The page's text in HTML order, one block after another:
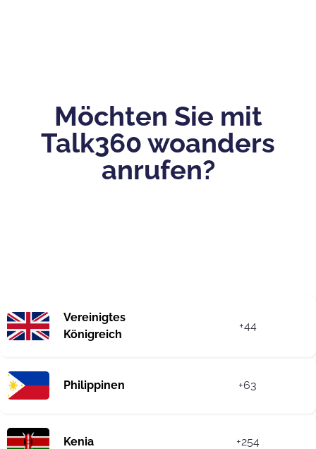
Möchten Sie mit
Talk360 woanders
anrufen?
Vereinigtes
Königreich
+44
Philippinen +63
Kenia +254